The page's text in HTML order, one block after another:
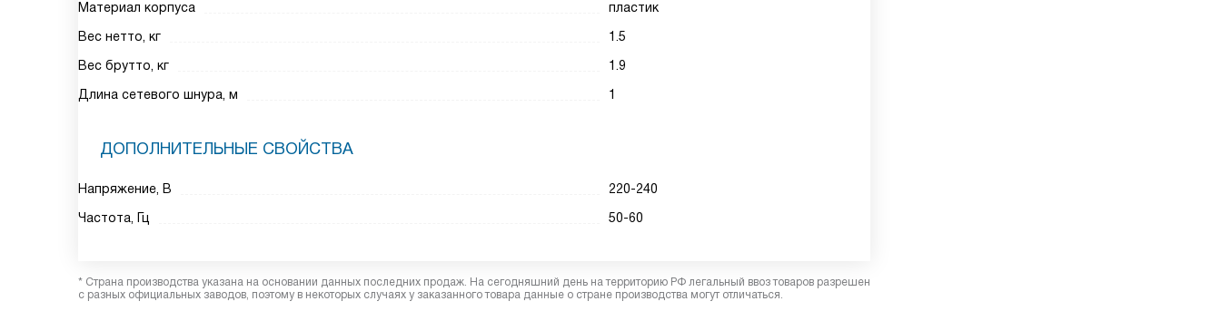
Материал корпуса
пластик
Вес нетто, кг
1.5
Вес брутто, кг
1.9
Длина сетевого шнура, м
1
ДОПОЛНИТЕЛЬНЫЕ СВОЙСТВА
Напряжение, В
220-240
Частота, Гц
50-60
* Страна производства указана на основании данных последних продаж. На сегодняшний день на территорию РФ легальный ввоз товаров разрешен
с разных официальных заводов, поэтому в некоторых случаях у заказанного товара данные о стране производства могут отличаться.